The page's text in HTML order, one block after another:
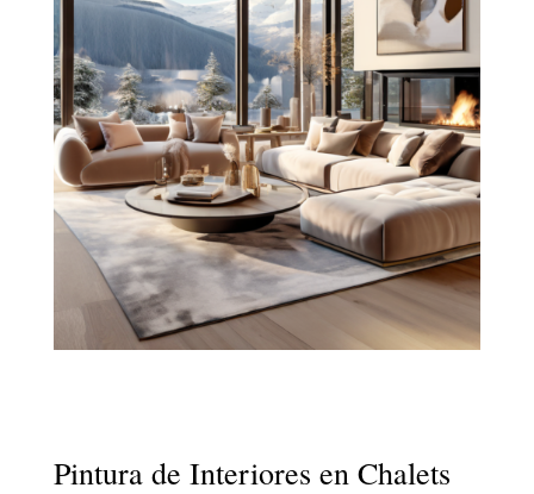
Pintura de Interiores en Chalets